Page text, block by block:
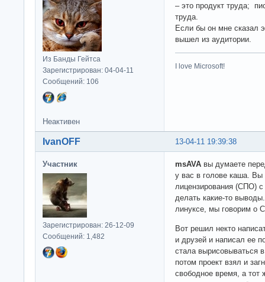
Из Банды Гейтса
Зарегистрирован: 04-04-11
Сообщений: 106
– это продукт труда;
труда.
Если бы он мне сказал
вышел из аудитории.
I love Microsoft!
Неактивен
13-04-11 19:39:38
IvanOFF
Участник
Зарегистрирован: 26-12-09
Сообщений: 1,482
msAVA вы думаете
у вас в голове каша. Вы
лицензирования (СПО) с
делать какие-то
линуксе, мы говорим о
Вот решил некто
и друзей и написал ее
стала вырисовываться
потом проект взял и
свободное время, а тот